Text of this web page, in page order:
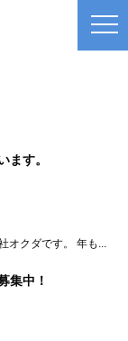
ます。
オクダです。 年も...
集中！